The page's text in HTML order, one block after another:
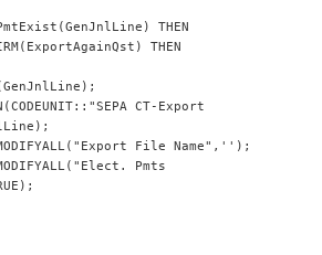
THEN
THEN
CT-Export
File Name",'');
Pmts